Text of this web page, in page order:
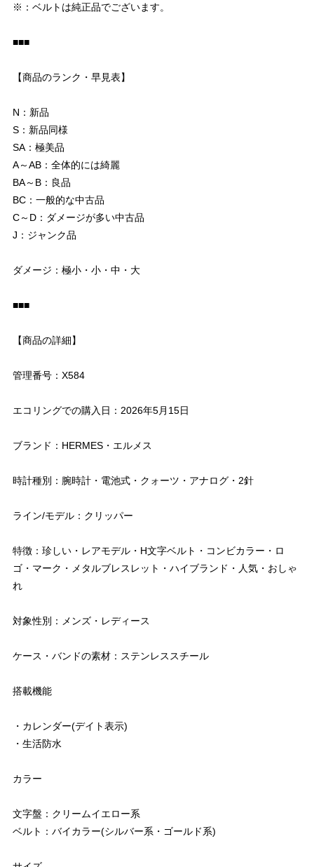
※：ベルトは純正品でございます。
■■■
【商品のランク・早見表】
N：新品
S：新品同様
SA：極美品
A～AB：全体的には綺麗
BA～B：良品
BC：一般的な中古品
C～D：ダメージが多い中古品
J：ジャンク品
ダメージ：極小・小・中・大
■■■
【商品の詳細】
管理番号：X584
エコリングでの購入日：2026年5月15日
ブランド：HERMES・エルメス
時計種別：腕時計・電池式・クォーツ・アナログ・2針
ライン/モデル：クリッパー
特徴：珍しい・レアモデル・H文字ベルト・コンビカラー・ロ
ゴ・マーク・メタルブレスレット・ハイブランド・人気・おしゃ
れ
対象性別：メンズ・レディース
ケース・バンドの素材：ステンレススチール
搭載機能
・カレンダー(デイト表示)
・生活防水
カラー
文字盤：クリームイエロー系
ベルト：バイカラー(シルバー系・ゴールド系)